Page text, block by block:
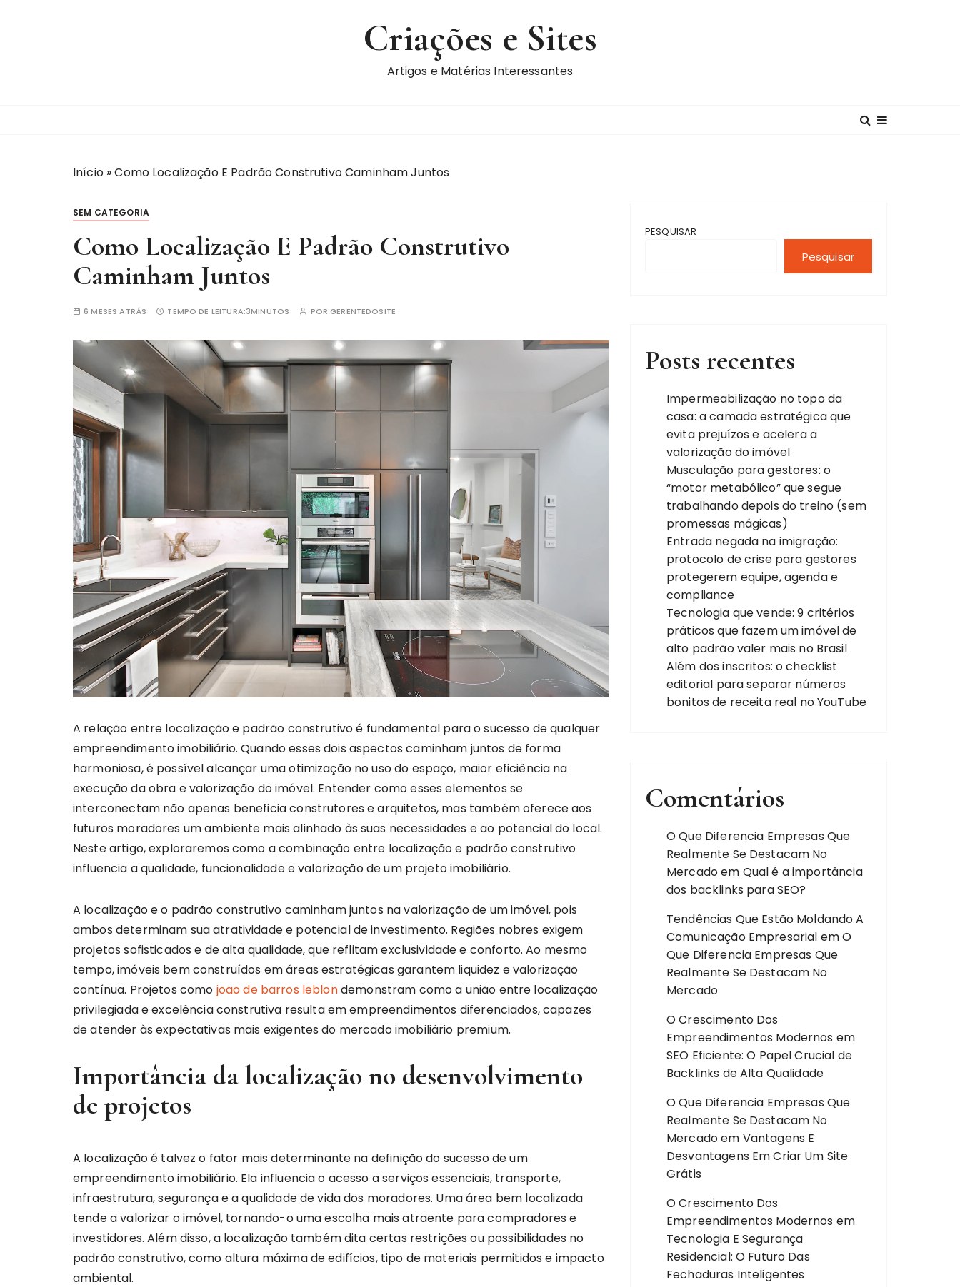
Criações e Sites
Artigos e Matérias Interessantes
Início»Como Localização E Padrão Construtivo Caminham Juntos
SEM CATEGORIA
Como Localização E Padrão Construtivo
Caminham Juntos
6 MESES ATRÁS TEMPO DE LEITURA:3MINUTOS PORGERENTEDOSITE
A relação entre localização e padrão construtivo é fundamental para o sucesso de qualquer
empreendimento imobiliário. Quando esses dois aspectos caminham juntos de forma
harmoniosa, é possível alcançar uma otimização no uso do espaço, maior eficiência na
execução da obra e valorização do imóvel. Entender como esses elementos se
interconectam não apenas beneficia construtores e arquitetos, mas também oferece aos
futuros moradores um ambiente mais alinhado às suas necessidades e ao potencial do local.
Neste artigo, exploraremos como a combinação entre localização e padrão construtivo
influencia a qualidade, funcionalidade e valorização de um projeto imobiliário.
A localização e o padrão construtivo caminham juntos na valorização de um imóvel, pois
ambos determinam sua atratividade e potencial de investimento. Regiões nobres exigem
projetos sofisticados e de alta qualidade, que reflitam exclusividade e conforto. Ao mesmo
tempo, imóveis bem construídos em áreas estratégicas garantem liquidez e valorização
contínua. Projetos como joao de barros leblondemonstram como a união entre localização
privilegiada e excelência construtiva resulta em empreendimentos diferenciados, capazes
de atender às expectativas mais exigentes do mercado imobiliário premium.
Importância da localização no desenvolvimento
de projetos
A localização é talvez o fator mais determinante na definição do sucesso de um
empreendimento imobiliário. Ela influencia o acesso a serviços essenciais, transporte,
infraestrutura, segurança e a qualidade de vida dos moradores. Uma área bem localizada
tende a valorizar o imóvel, tornando-o uma escolha mais atraente para compradores e
investidores. Além disso, a localização também dita certas restrições ou possibilidades no
padrão construtivo, como altura máxima de edifícios, tipo de materiais permitidos e impacto
ambiental.
PESQUISAR
Pesquisar
Posts recentes
Impermeabilização no topo da
casa: a camada estratégica que
evita prejuízos e acelera a
valorização do imóvel
Musculação para gestores: o
“motor metabólico” que segue
trabalhando depois do treino (sem
promessas mágicas)
Entrada negada na imigração:
protocolo de crise para gestores
protegerem equipe, agenda e
compliance
Tecnologia que vende: 9 critérios
práticos que fazem um imóvel de
alto padrão valer mais no Brasil
Além dos inscritos: o checklist
editorial para separar números
bonitos de receita real no YouTube
Comentários
O Que Diferencia Empresas Que
Realmente Se Destacam No
Mercadoem Qual é a importância
dos backlinks para SEO?
Tendências Que Estão Moldando A
Comunicação Empresarial emO
Que Diferencia Empresas Que
Realmente Se Destacam No
Mercado
O Crescimento Dos
Empreendimentos Modernos em
SEO Eficiente: O Papel Crucial de
Backlinks de Alta Qualidade
O Que Diferencia Empresas Que
Realmente Se Destacam No
Mercadoem Vantagens E
Desvantagens Em Criar Um Site
Grátis
O Crescimento Dos
Empreendimentos Modernos em
Tecnologia E Segurança
Residencial: O Futuro Das
Fechaduras Inteligentes